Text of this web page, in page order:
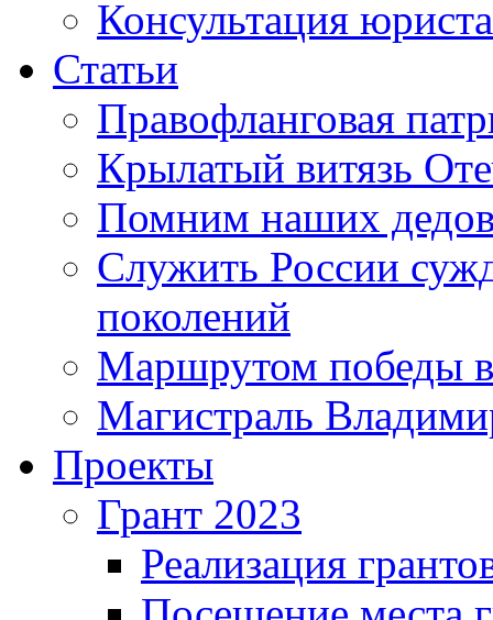
Консультация юриста
Статьи
Правофланговая
Крылатый витязь
Помним наших
Служить России
поколений
Маршрутом победы
Магистраль
Проекты
Грант 2023
Реализация